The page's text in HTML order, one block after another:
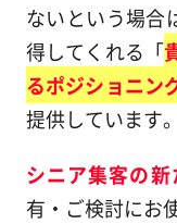
ないという場合
得してくれる「
るポジショニン
提供しています。
シニア集客の
有・ご検討にお